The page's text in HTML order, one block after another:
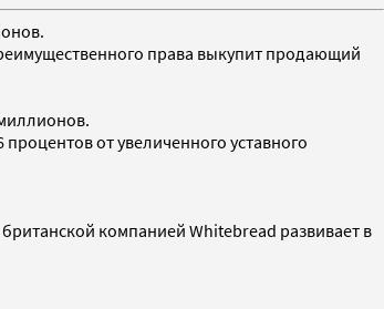
права выкупит продающий
от увеличенного уставного
компанией Whitebread развивает в